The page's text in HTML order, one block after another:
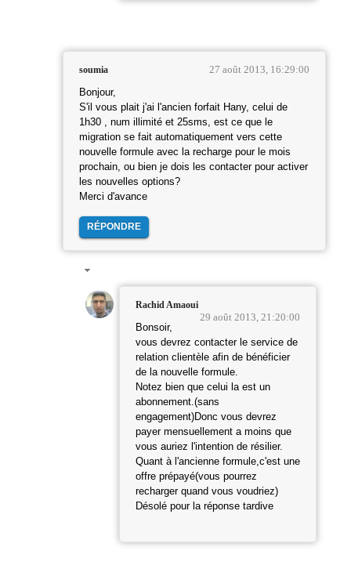
soumia 27 août 2013, 16:29:00
Bonjour,
S'il vous plait j'ai l'ancien forfait Hany, celui de
1h30 , num illimité et 25sms, est ce que le
migration se fait automatiquement vers cette
nouvelle formule avec la recharge pour le mois
prochain, ou bien je dois les contacter pour activer
les nouvelles options?
Merci d'avance
RÉPONDRE
Rachid Amaoui
29 août 2013, 21:20:00
Bonsoir,
vous devrez contacter le service de
relation clientèle afin de bénéficier
de la nouvelle formule.
Notez bien que celui la est un
abonnement.(sans
engagement)Donc vous devrez
payer mensuellement a moins que
vous auriez l'intention de résilier.
Quant à l'ancienne formule,c'est une
offre prépayé(vous pourrez
recharger quand vous voudriez)
Désolé pour la réponse tardive